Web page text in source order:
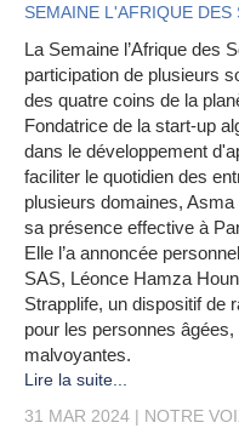
SEMAINE L'AFRIQUE DES
La Semaine l’Afrique des
participation de plusieurs
des quatre coins de la
Fondatrice de la start-up
dans le développement
faciliter le quotidien des
plusieurs domaines,
sa présence effective à
Elle l’a annoncée
SAS, Léonce Hamza
Strapplife, un dispositif de
pour les personnes
malvoyantes.
Lire la suite...
31 MAR 2024
NOTRE